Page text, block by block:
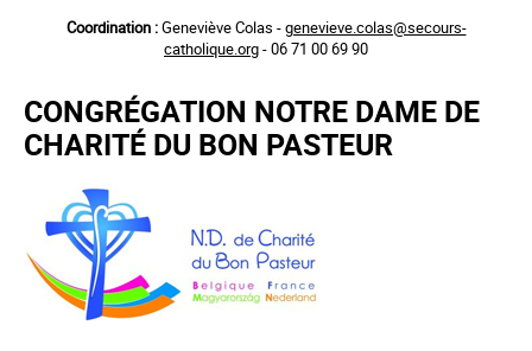
Coordination :Geneviève Colas -genevieve.colas@secours-
catholique.org- 06 71 00 69 90
CONGRÉGATION NOTRE DAME DE
CHARITÉ DU BON PASTEUR